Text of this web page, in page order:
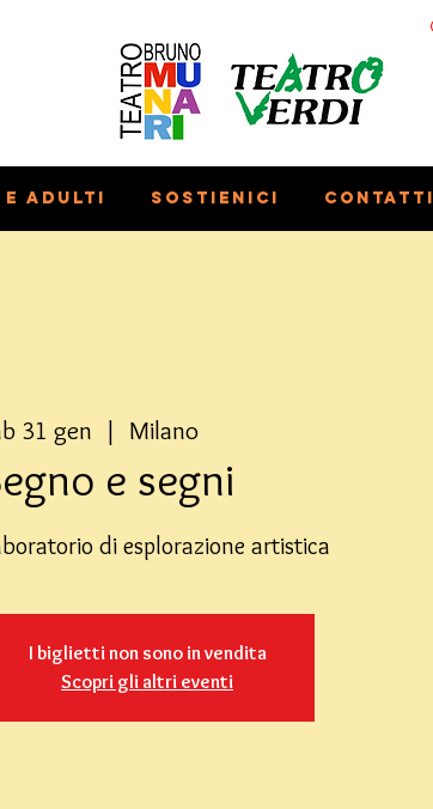
e adulti Sostienici Contatti
31 gen
  |
Milano
e segni
di esplorazione artistica
I biglietti non sono in vendita
Scopri gli altri eventi